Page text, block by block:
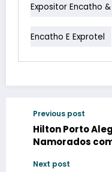
Expositor Encatho
Encatho E Exprotel
Previous post
Hilton Porto
Namorados
Next post